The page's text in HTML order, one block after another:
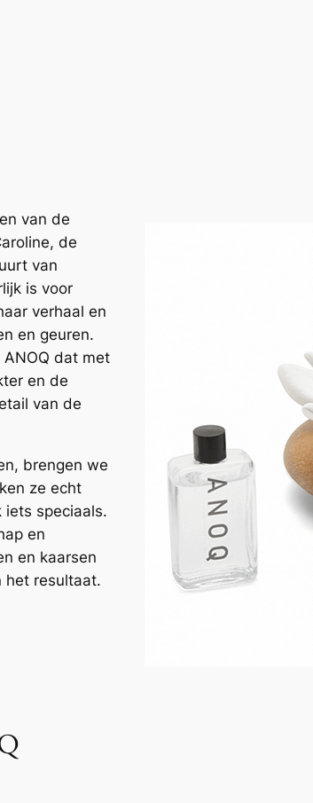
van de
de
van
is voor
verhaal en
en geuren.
dat met
en de
van de
brengen we
ze echt
speciaals.
en
en kaarsen
het resultaat.